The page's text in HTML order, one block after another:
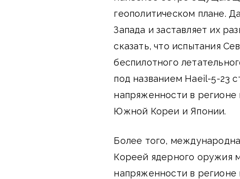
геополитическом плане.
Запада и заставляет их
сказать, что испытания
беспилотного
под названием Haeil-5-23
напряженности в
Южной Кореи и Японии.
Более того,
Кореей ядерного оружия
напряженности в регионе